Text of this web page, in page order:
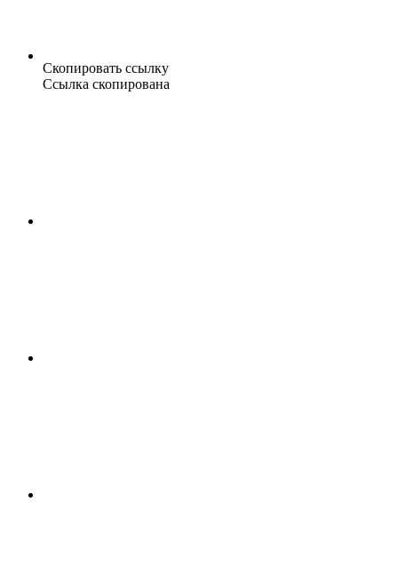
Скопировать ссылку
Ссылка скопирована